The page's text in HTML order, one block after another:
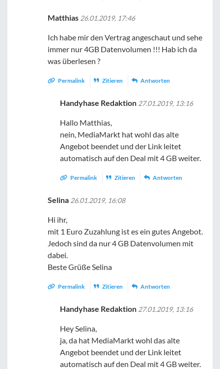
Matthias 26.01.2019, 17:46
Ich habe mir den Vertrag angeschaut und sehe
immer nur 4GB Datenvolumen !!! Hab ich da
was überlesen ?
Permalink Zitieren Antworten
Handyhase Redaktion 27.01.2019, 13:16
Hallo Matthias,
nein, MediaMarkt hat wohl das alte
Angebot beendet und der Link leitet
automatisch auf den Deal mit 4 GB weiter.
Permalink Zitieren Antworten
Selina 26.01.2019, 16:08
Hi ihr,
mit 1 Euro Zuzahlung ist es ein gutes Angebot.
Jedoch sind da nur 4 GB Datenvolumen mit
dabei.
Beste Grüße Selina
Permalink Zitieren Antworten
Handyhase Redaktion 27.01.2019, 13:16
Hey Selina,
ja, da hat MediaMarkt wohl das alte
Angebot beendet und der Link leitet
automatisch auf den Deal mit 4 GB weiter.